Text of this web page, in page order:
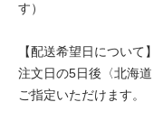
す）
【配送希望日について】
注文日の5日後〈北海
ご指定いただけます。